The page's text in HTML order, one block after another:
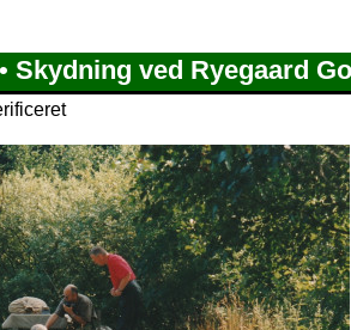
Skydning ved Ryegaard